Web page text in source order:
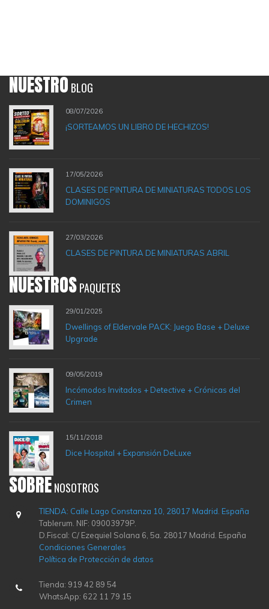
NUESTROBLOG
08/07/2026
¡SORTEAMOS UN LIBRO DE HECHIZOS!
17/05/2026
CLASES DE PINTURA DE MINIATURAS TODOS LOS
DOMINIGOS
27/03/2026
CLASES DE PINTURA DE MINIATURAS ABRIL
NUESTROSPAQUETES
29/01/2025
Dwellings of Eldervale PACK: Juego Base + Deluxe
Upgrade
09/05/2019
Incómodos Invitados + Detective + Crónicas del
Crimen
15/11/2018
Dice Hospital + Expansión DeLuxe
SOBRENOSOTROS
TIENDA: Calle Lago Constanza 10, 28017 Madrid. España
Tablerum. NIF: 09003979P.
D.Fiscal: C/ Ezequiel Solana 6, 5a. 28017 Madrid. España
Condiciones Generales
Política de Protección de datos
Tienda: 919 42 89 54
WhatsApp: 622 11 79 15